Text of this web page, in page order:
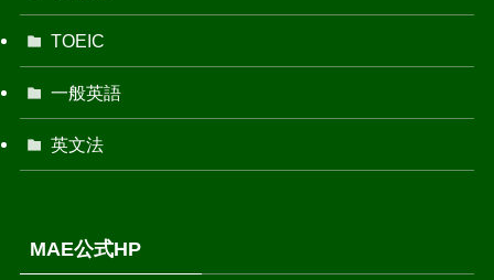
TOEIC
一般英語
英文法
MAE公式HP